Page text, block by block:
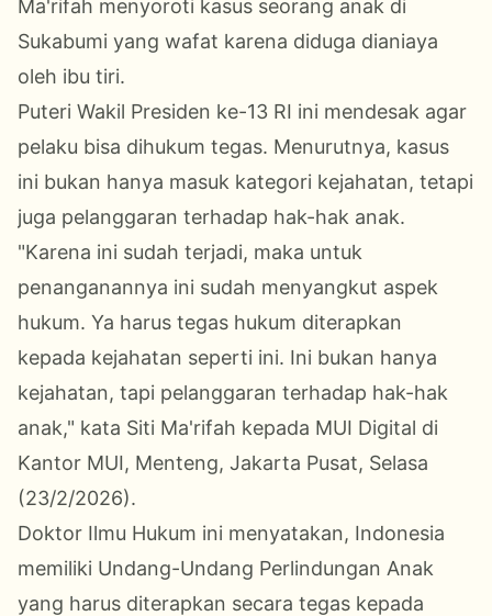
Ma'rifah menyoroti kasus seorang anak di
Sukabumi yang wafat karena diduga dianiaya
oleh ibu tiri.
Puteri Wakil Presiden ke-13 RI ini mendesak agar
pelaku bisa dihukum tegas. Menurutnya, kasus
ini bukan hanya masuk kategori kejahatan, tetapi
juga pelanggaran terhadap hak-hak anak.
"Karena ini sudah terjadi, maka untuk
penanganannya ini sudah menyangkut aspek
hukum. Ya harus tegas hukum diterapkan
kepada kejahatan seperti ini. Ini bukan hanya
kejahatan, tapi pelanggaran terhadap hak-hak
anak," kata Siti Ma'rifah kepada MUI Digital di
Kantor MUI, Menteng, Jakarta Pusat, Selasa
(23/2/2026).
Doktor Ilmu Hukum ini menyatakan, Indonesia
memiliki Undang-Undang Perlindungan Anak
yang harus diterapkan secara tegas kepada